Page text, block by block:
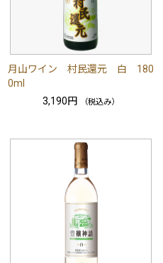
月山ワイン 村民還元 白 180
0ml
3,190円
（税込み）